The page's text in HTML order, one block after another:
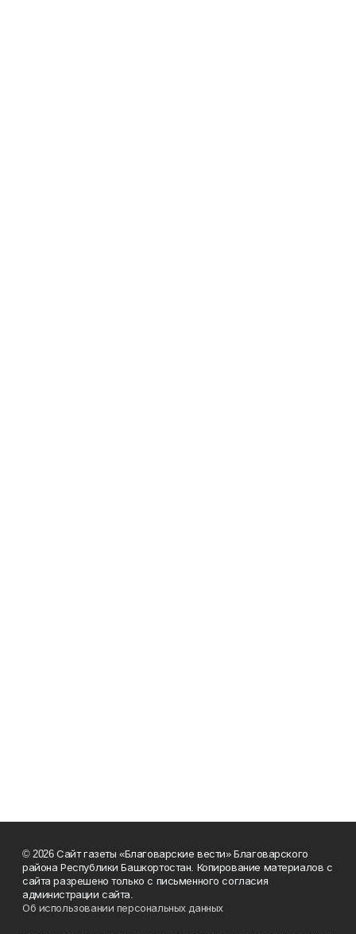
© 2026 Сайт газеты «Благоварские вести» Благоварского
района Республики Башкортостан. Копирование материалов с
сайта разрешено только с письменного согласия
администрации сайта.
Об использовании персональных данных